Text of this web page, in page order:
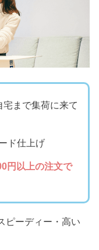
宅まで集荷に来て
ド仕上げ
円以上の注文で
ピーディー・高い